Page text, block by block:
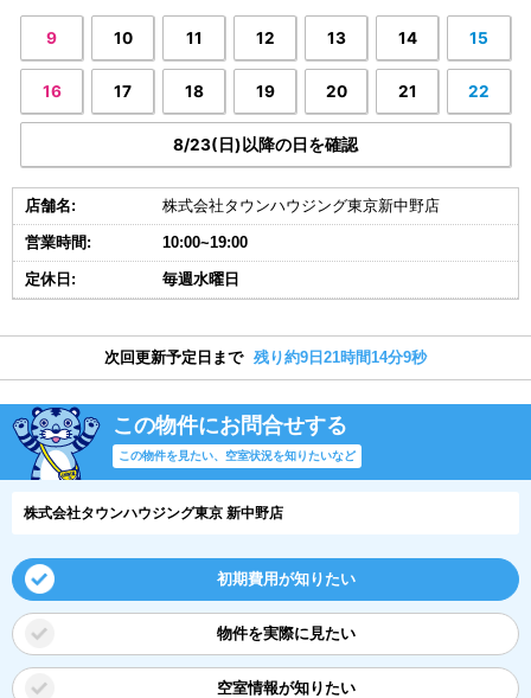
9 10 11 12 13 14 15
16 17 18 19 20 21 22
8/23(日)以降の日を確認
店舗名: 株式会社タウンハウジング東京新中野店
営業時間: 10:00~19:00
定休日: 毎週水曜日
次回更新予定日まで 残り約9日21時間14分9秒
この物件にお問合せする
この物件を見たい、空室状況を知りたいなど
株式会社タウンハウジング東京 新中野店
初期費用が知りたい
物件を実際に見たい
空室情報が知りたい